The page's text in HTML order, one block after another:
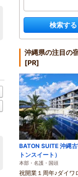
検索する
沖縄県の注目の
[PR]
BATON SUITE 沖縄
トンスイート）
本部・名護・国頭
祝開業１周年♪ダイワ